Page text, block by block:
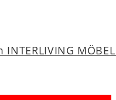
INTERLIVING